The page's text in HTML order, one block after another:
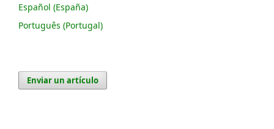
Español (España)
Português (Portugal)
Enviar un artículo